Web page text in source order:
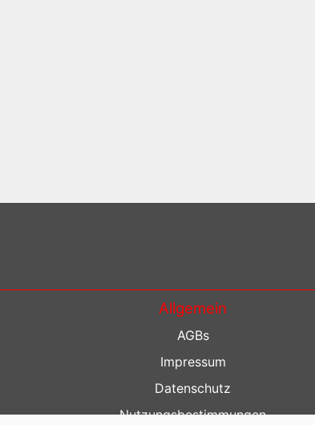
Allgemein
AGBs
Impressum
Datenschutz
Nutzungsbestimmungen